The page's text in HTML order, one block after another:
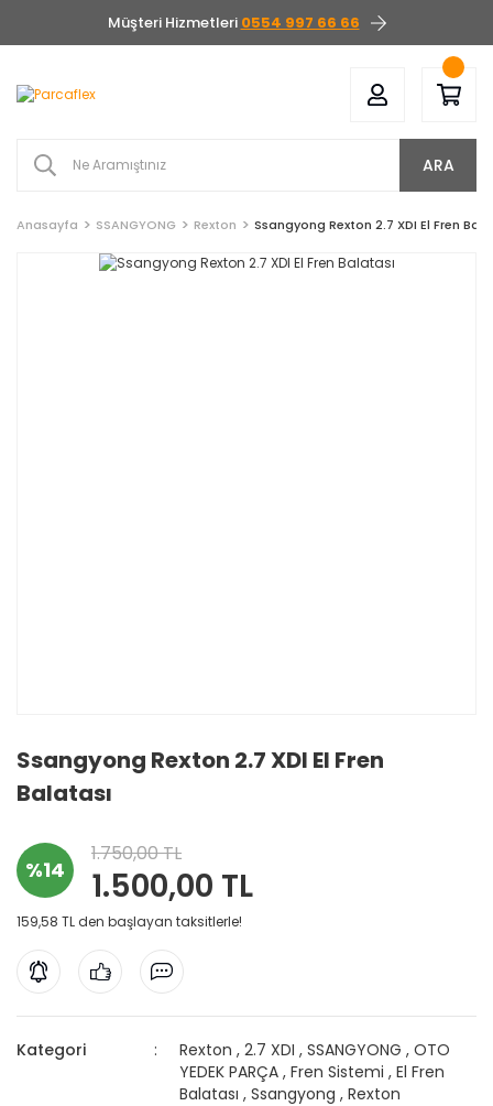
Müşteri Hizmetleri 0554 997 66 66
ARA
Anasayfa SSANGYONG Rexton Ssangyong Rexton 2.7 XDI El Fren
Ssangyong Rexton 2.7 XDI El Fren
Balatası
%14
1.750,00 TL
1.500,00 TL
159,58 TL den başlayan taksitlerle!
Kategori Rexton ,2.7 XDI ,SSANGYONG ,OTO
YEDEK PARÇA ,Fren Sistemi ,El Fren
Balatası ,Ssangyong ,Rexton